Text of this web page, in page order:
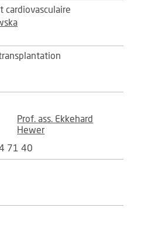
cardiovasculaire
Prof. ass. Ekkehard
Hewer
71 40